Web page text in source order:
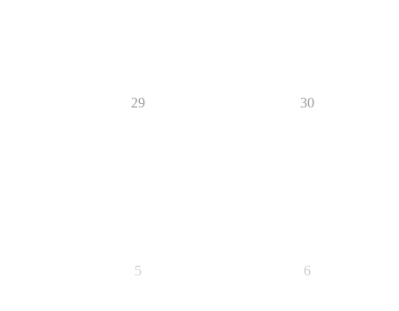
29 30
5 6